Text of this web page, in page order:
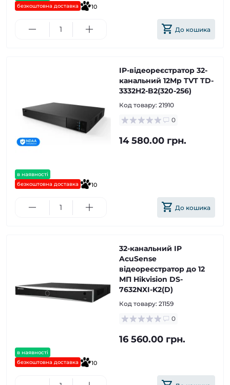
безкоштовна доставка
10
До кошика
в наявності
безкоштовна доставка
10
IP-відеореєстратор 32-
канальний 12Mp TVT TD-
3332H2-B2(320-256)
Код товару: 21910
0
14 580.00 грн.
До кошика
в наявності
безкоштовна доставка
10
32-канальний IP
AcuSense
відеореєстратор до 12
МП Hikvision DS-
7632NXI-K2(D)
Код товару: 21159
0
16 560.00 грн.